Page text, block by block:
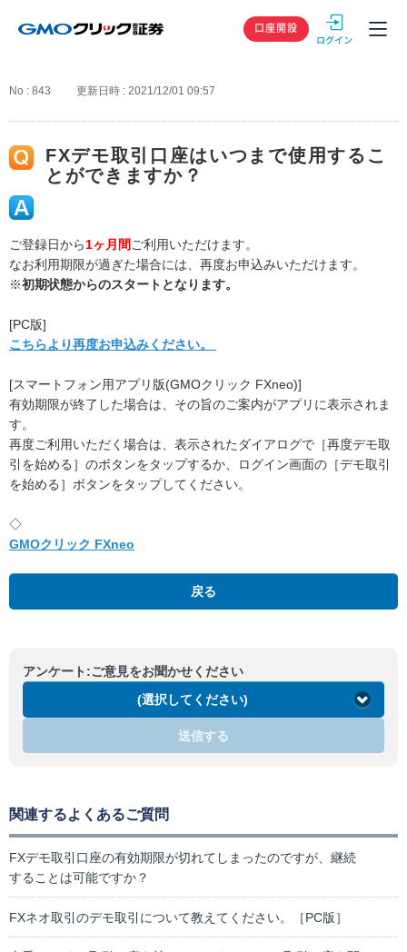
GMOクリック
口座開設
No : 843 更新日時 : 2021/12/01 09:57
FXデモ取引口座はいつまで使用するこ
とができますか？
ご登録日から1ヶ月間 ご利用いただけます。
なお利用期限が過ぎた場合には、再度お申込みいただけます。
※初期状態からのスタートとなります。
[PC版]
こちらより再度お申込みください。
[スマートフォン用アプリ版(GMOクリック FXneo)]
有効期限が終了した場合は、その旨のご案内がアプリに表示されま
す。
再度ご利用いただく場合は、表示されたダイアログで［再度デモ取
引を始める］のボタンをタップするか、ログイン画面の［デモ取引
を始める］ボタンをタップしてください。
◇
GMOクリック FXneo
戻る
アンケート:ご意見をお聞かせください
(選択してください)
送信する
関連するよくあるご質問
FXデモ取引口座の有効期限が切れてしまったのですが、継続
することは可能ですか？
FXネオ取引のデモ取引について教えてください。［PC版］